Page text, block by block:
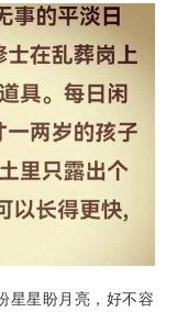
星星盼月亮，好不容